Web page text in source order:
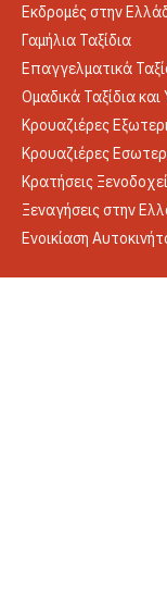
Εκδρομές στην
Γαμήλια Ταξίδια
Επαγγελματικά
Ομαδικά Ταξίδια
Κρουαζιέρες
Κρουαζιέρες
Κρατήσεις
Ξεναγήσεις στην
Ενοικίαση